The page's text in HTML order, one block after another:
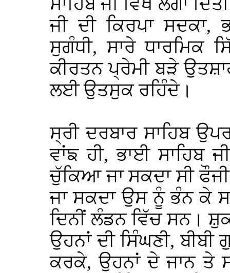
ਸਾਹਿਬ ਜੀ ਵਿਖੇ ਲਗਾ
ਜੀ ਦੀ ਕਿਰਪਾ ਸਦਕਾ,
ਸੁਗੰਧੀ, ਸਾਰੇ ਧਾਰਮਿਕ
ਕੀਰਤਨ ਪ੍ਰੇਮੀ ਬੜੇ
ਲਈ ਉਤਸੁਕ ਰਹਿੰਦੇ।
ਸ੍ਰੀ ਦਰਬਾਰ ਸਾਹਿਬ
ਵਾਂਙ ਹੀ, ਭਾਈ ਸਾਹਿਬ
ਚੁੱਕਿਆ ਜਾ ਸਕਦਾ ਸੀ
ਜਾ ਸਕਦਾ ਉਸ ਨੂੰ ਭੰਨ ਕੇ
ਦਿਨੀਂ ਲੰਡਨ ਵਿੱਚ ਸਨ।
ਉਹਨਾਂ ਦੀ ਸਿੰਘਣੀ,
ਕਰਕੇ, ਉਹਨਾਂ ਦੇ ਜਾਨ ਤੇ